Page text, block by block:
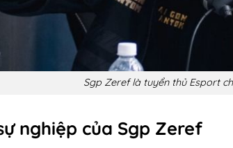
Sgp Zeref là tuyển thủ Esport
nghiệp của Sgp Zeref